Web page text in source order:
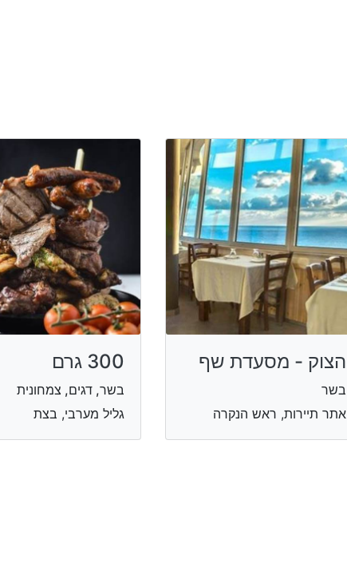
הצוק - מסעדת שף
בשר
אתר תיירות, ראש הנקרה
300 גרם
בשר, דגים, צמחונית
גליל מערבי, בצת